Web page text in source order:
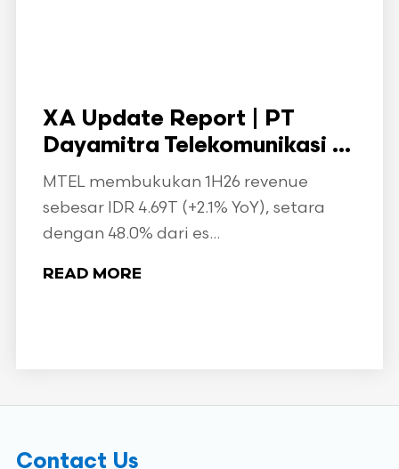
XA Update Report | PT
Dayamitra Telekomunikasi ...
MTEL membukukan 1H26 revenue
sebesar IDR 4.69T (+2.1% YoY), setara
dengan 48.0% dari es...
READ MORE
Contact Us